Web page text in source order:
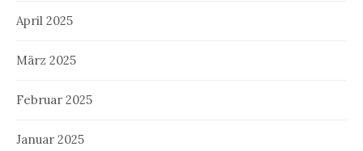
April 2025
März 2025
Februar 2025
Januar 2025